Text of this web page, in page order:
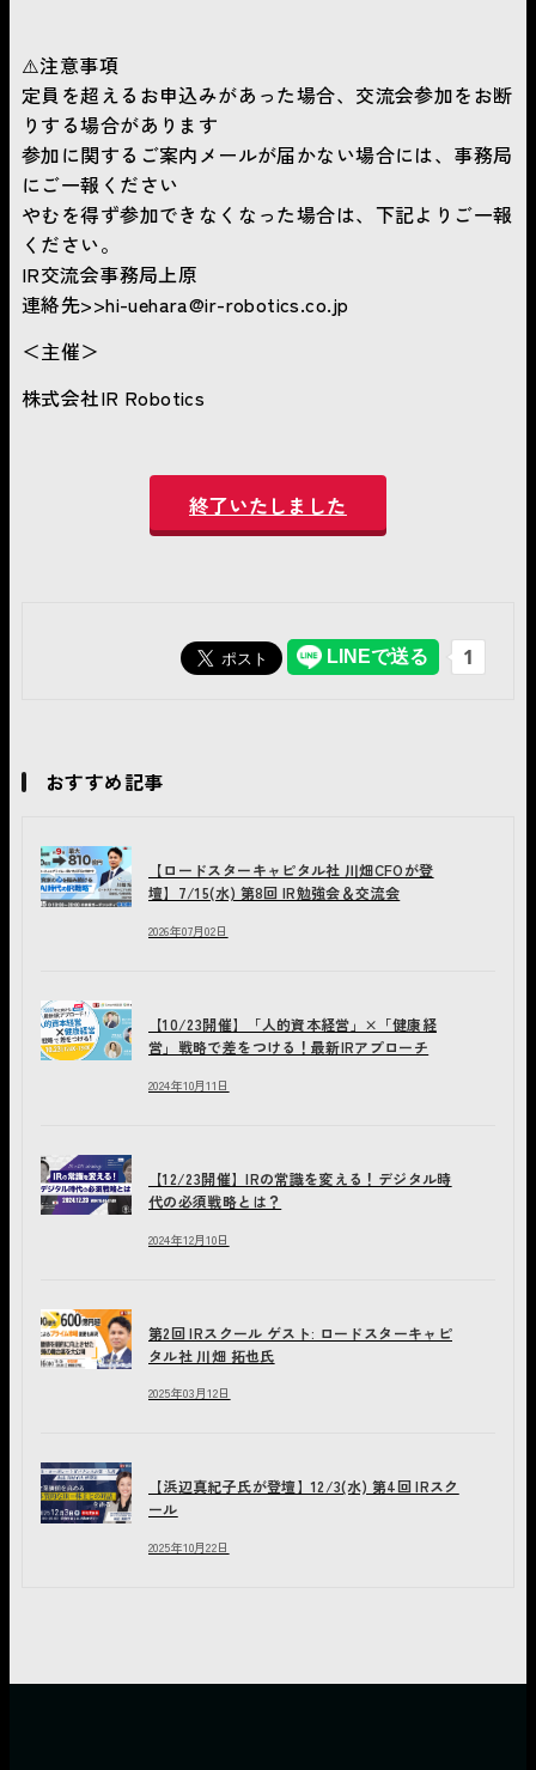
⚠️注意事項
定員を超えるお申込みがあった場合、交流会参加をお断
りする場合があります
参加に関するご案内メールが届かない場合には、事務局
にご一報ください
やむを得ず参加できなくなった場合は、下記よりご一報
ください。
IR交流会事務局上原
連絡先>>hi-uehara@ir-robotics.co.jp
＜主催＞
株式会社IR Robotics
終了いたしました
おすすめ記事
【ロードスターキャピタル社 川畑CFOが登
壇】7/15(水) 第8回 IR勉強会＆交流会
2026年07月02日
【10/23開催】「人的資本経営」×「健康経
営」戦略で差をつける！最新IRアプローチ
2024年10月11日
【12/23開催】IRの常識を変える！デジタル時
代の必須戦略とは？
2024年12月10日
第2回 IRスクール ゲスト: ロードスターキャピ
タル社 川畑 拓也氏
2025年03月12日
【浜辺真紀子氏が登壇】12/3(水) 第4回 IRスク
ール
2025年10月22日